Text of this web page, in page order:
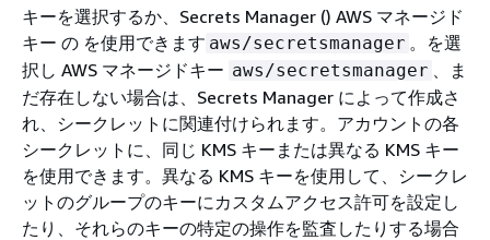
キーを選択するか、Secrets Manager () AWS マネージド
キー の を使用できます aws/secretsmanager 。を選
択し AWS マネージドキー aws/secretsmanager
、ま
だ存在しない場合は、Secrets Manager によって作成さ
れ、シークレットに関連付けられます。アカウントの各
シークレットに、同じ KMS キーまたは異なる KMS キー
を使用できます。異なる KMS キーを使用して、シークレ
ットのグループのキーにカスタムアクセス許可を設定し
たり、それらのキーの特定の操作を監査したりする場合